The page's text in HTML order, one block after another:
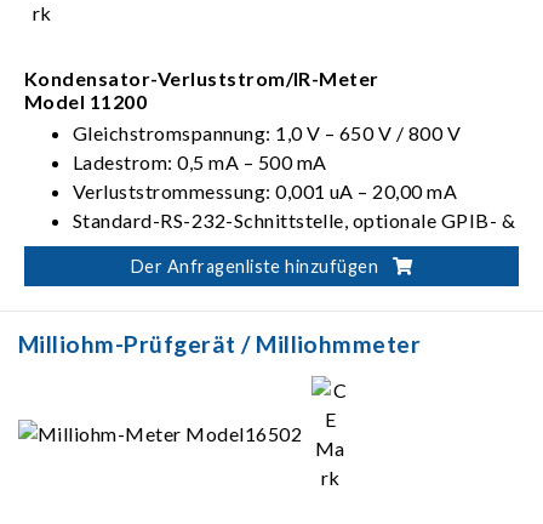
Kondensator-Verluststrom/IR-Meter
Model 11200
Gleichstromspannung: 1,0 V – 650 V / 800 V
Ladestrom: 0,5 mA – 500 mA
Verluststrommessung: 0,001 uA – 20,00 mA
Standard-RS-232-Schnittstelle, optionale GPIB- &
Handler-Schnittstelle
Der Anfragenliste hinzufügen
Milliohm-Prüfgerät / Milliohmmeter